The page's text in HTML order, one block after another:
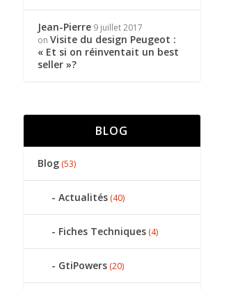
Jean-Pierre 9 juillet 2017
on Visite du design Peugeot :
« Et si on réinventait un best
seller »?
BLOG
Blog(53)
Actualités(40)
Fiches Techniques(4)
GtiPowers(20)